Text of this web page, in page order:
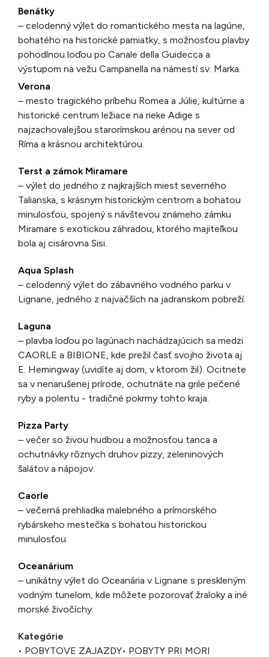
Benátky
– celodenný výlet do romantického mesta na lagúne,
bohatého na historické pamiatky, s možnosťou plavby
pohodlnou loďou po Canale della Guidecca a
výstupom na vežu Campanella na námestí sv. Marka.
Verona
– mesto tragického príbehu Romea a Júlie, kultúrne a
historické centrum ležiace na rieke Adige s
najzachovalejšou starorímskou arénou na sever od
Ríma a krásnou architektúrou.
Terst a zámok Miramare
– výlet do jedného z najkrajších miest severného
Talianska, s krásnym historickým centrom a bohatou
minulosťou, spojený s návštevou známeho zámku
Miramare s exotickou záhradou, ktorého majiteľkou
bola aj cisárovna Sisi.
Aqua Splash
– celodenný výlet do zábavného vodného parku v
Lignane, jedného z najväčších na jadranskom pobreží.
Laguna
– plavba loďou po lagúnach nachádzajúcich sa medzi
CAORLE a BIBIONE, kde prežil časť svojho života aj
E. Hemingway (uvidíte aj dom, v ktorom žil). Ocitnete
sa v nenarušenej prírode, ochutnáte na grile pečené
ryby a polentu - tradičné pokrmy tohto kraja.
Pizza Party
– večer so živou hudbou a možnosťou tanca a
ochutnávky rôznych druhov pizzy, zeleninových
šalátov a nápojov.
Caorle
– večerná prehliadka malebného a prímorského
rybárskeho mestečka s bohatou historickou
minulosťou.
Oceanárium
– unikátny výlet do Oceanária v Lignane s preskleným
vodným tunelom, kde môžete pozorovať žraloky a iné
morské živočíchy.
Kategórie
• POBYTOVE ZAJAZDY• POBYTY PRI MORI